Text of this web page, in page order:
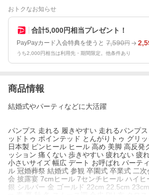
おトクなお知らせ
合計5,000円相当プレゼント！
PayPayカード入会特典を使うと 7,590円
うち2,000円相当は利用先・期間限定。他条件あり
商品情報
結婚式やパーティなどに大活躍
パンプス 走れる 履きやすい 走れるパンプ
ッドトゥ ポインテッド とんがりトゥ グリ
日本製 ピンヒール ヒール 高め 美脚 高反発
ッション 痛くない 歩きやすい 疲れない 疲
小さいサイズ 幅広 デート お呼ばれ パーテ
ル 冠婚葬祭 結婚式 参観 卒園式 卒業式 二
会 披露宴 7cmヒール 7センチヒール ハイヒ
銀 シルバー 金 ゴールド 22cm 22.5cm